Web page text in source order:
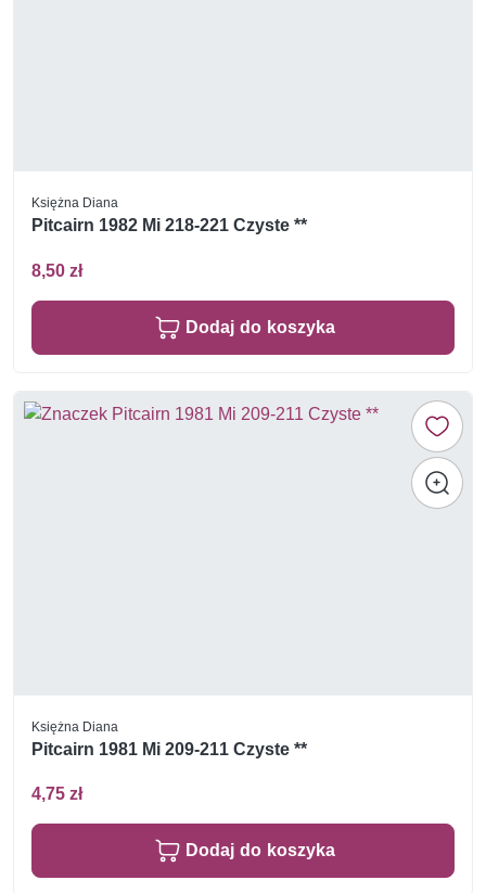
Księżna Diana
Pitcairn 1982 Mi 218-221 Czyste **
8,50 zł
Dodaj do koszyka
Księżna Diana
Pitcairn 1981 Mi 209-211 Czyste **
4,75 zł
Dodaj do koszyka